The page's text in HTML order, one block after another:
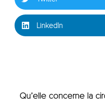
LinkedIn
Qu’elle concerne la